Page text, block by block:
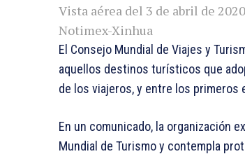
Vista aérea del 3 de abril de
Notimex-Xinhua
El Consejo Mundial de Viajes y
aquellos destinos turísticos que
de los viajeros, y entre los primeros
En un comunicado, la organización
Mundial de Turismo y contempla